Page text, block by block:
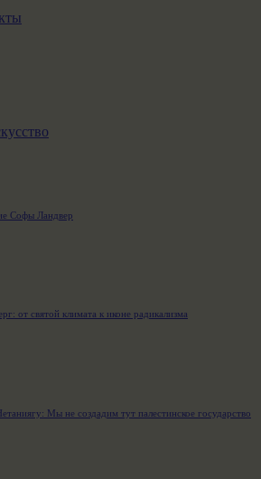
Софы Ландвер
от святой климата к иконе радикализма
Мы не создадим тут палестинское государство